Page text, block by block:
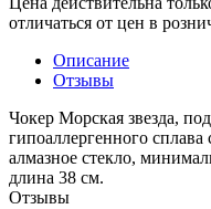
отличаться от цен в
Описание
Отзывы
Чокер Морская звезда,
гипоаллергенного
алмазное стекло,
длина 38 см.
Отзывы